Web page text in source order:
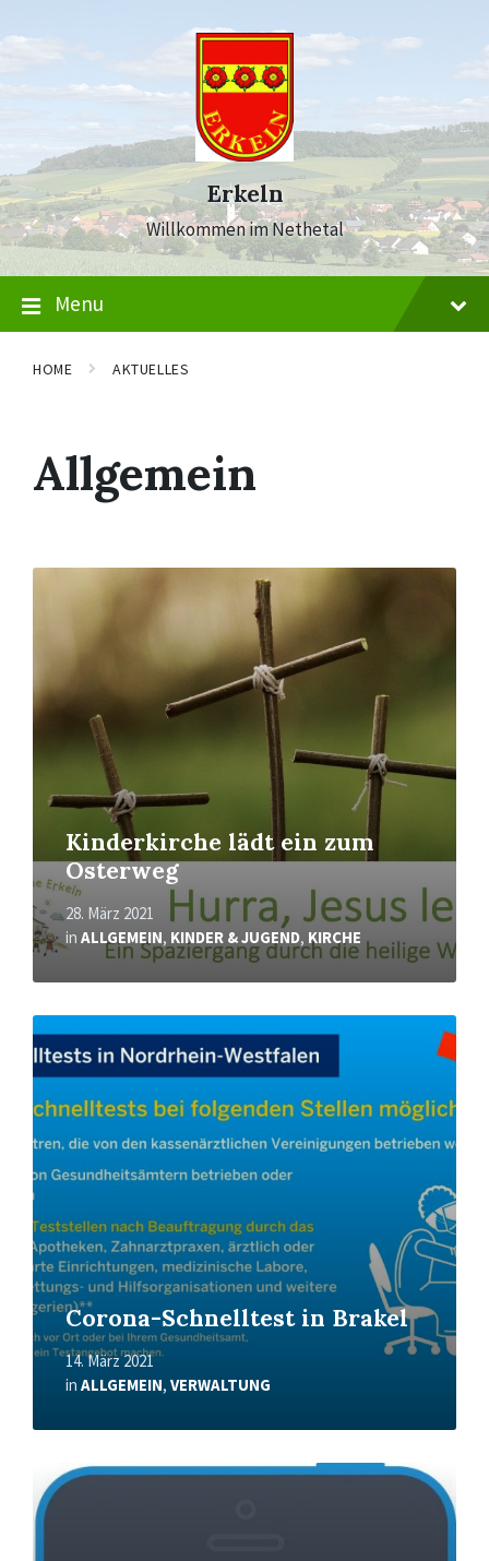
Erkeln
Willkommen im Nethetal
Menu
HOME AKTUELLES
Allgemein
Kinderkirche lädt ein zum
Osterweg
28. März 2021
in ALLGEMEIN, KINDER & JUGEND, KIRCHE
Mehr
Corona-Schnelltest in Brakel
14. März 2021
in ALLGEMEIN, VERWALTUNG
Mehr
erfahren
Mehr
erfahren